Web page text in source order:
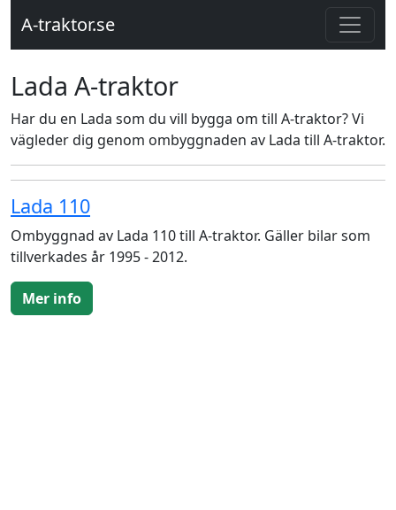
A-traktor.se
Lada A-traktor
Har du en Lada som du vill bygga om till A-traktor? Vi
vägleder dig genom ombyggnaden av Lada till A-traktor.
Lada 110
Ombyggnad av Lada 110 till A-traktor. Gäller bilar som
tillverkades år 1995 - 2012.
Mer info